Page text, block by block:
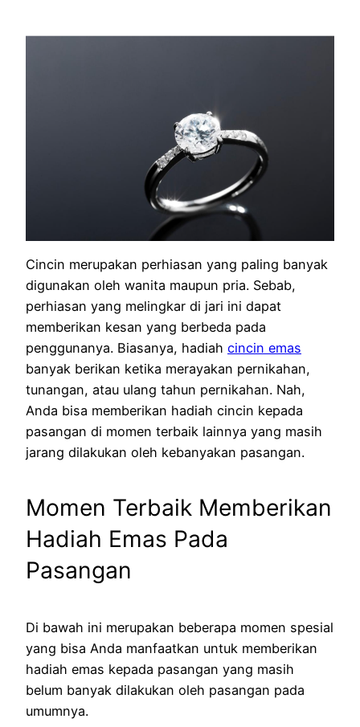
Cincin merupakan perhiasan yang paling banyak
digunakan oleh wanita maupun pria. Sebab,
perhiasan yang melingkar di jari ini dapat
memberikan kesan yang berbeda pada
penggunanya. Biasanya, hadiah cincin emas
banyak berikan ketika merayakan pernikahan,
tunangan, atau ulang tahun pernikahan. Nah,
Anda bisa memberikan hadiah cincin kepada
pasangan di momen terbaik lainnya yang masih
jarang dilakukan oleh kebanyakan pasangan.
Momen Terbaik Memberikan
Hadiah Emas Pada
Pasangan
Di bawah ini merupakan beberapa momen spesial
yang bisa Anda manfaatkan untuk memberikan
hadiah emas kepada pasangan yang masih
belum banyak dilakukan oleh pasangan pada
umumnya.